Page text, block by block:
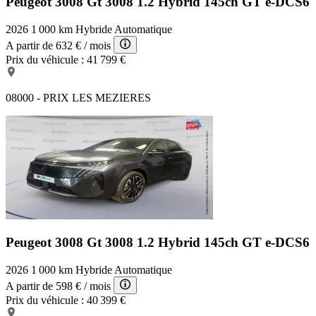
Guidage pour manoeuvre de stationnement
Volant cuir
Appel d'Assistance Localisé
Appuis-tête avant actifs
Aide au démarrage en côte
Miroir de courtoisie conducteur éclairé
Vitres arrière surteintées
Lampes de lecture à l'arrière
Plancher de coffre mobile
Freinage automatique d'urgence
Démarrage sans clé
Jantes Alu
Ecran multifonction couleur
Siège conducteur réglable en hauteur
Caméra de recul
Banquette AR rabattable
Ecran tactile
Aide au freinage d'urgence
2026 1 000 km Hybride Automatique
A partir de 632 € / mois
Prix du véhicule : 41 799 €
08000 - PRIX LES MEZIERES
Peugeot 3008 Gt3008 1.2 Hybrid 145ch GT e-DCS6
2026 1 000 km Hybride Automatique
A partir de 598 € / mois
Prix du véhicule : 40 399 €